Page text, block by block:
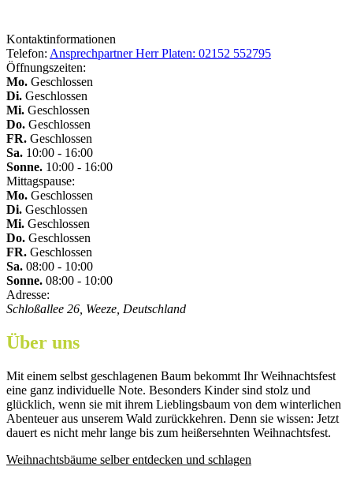
Kontaktinformationen
Telefon: Ansprechpartner Herr Platen: 02152 552795
Öffnungszeiten:
Mo. Geschlossen
Di. Geschlossen
Mi. Geschlossen
Do. Geschlossen
FR. Geschlossen
Sa. 10:00 - 16:00
Sonne. 10:00 - 16:00
Mittagspause:
Mo. Geschlossen
Di. Geschlossen
Mi. Geschlossen
Do. Geschlossen
FR. Geschlossen
Sa. 08:00 - 10:00
Sonne. 08:00 - 10:00
Adresse:
Schloßallee 26, Weeze, Deutschland
Über uns
Mit einem selbst geschlagenen Baum bekommt Ihr Weihnachtsfest
eine ganz individuelle Note. Besonders Kinder sind stolz und
glücklich, wenn sie mit ihrem Lieblingsbaum von dem winterlichen
Abenteuer aus unserem Wald zurückkehren. Denn sie wissen: Jetzt
dauert es nicht mehr lange bis zum heißersehnten Weihnachtsfest.
Weihnachtsbäume selber entdecken und schlagen